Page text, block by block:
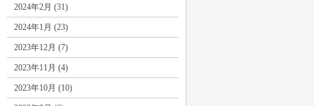
2024年2月 (31)
2024年1月 (23)
2023年12月 (7)
2023年11月 (4)
2023年10月 (10)